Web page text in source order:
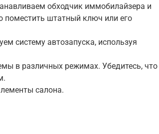
обходчик иммобилайзера и
поместить штатный ключ или его
систему автозапуска, используя
в различных режимах. Убедитесь, что
салона.